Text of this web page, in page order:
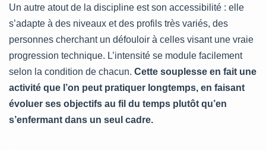
Un autre atout de la discipline est son accessibilité : elle
s’adapte à des niveaux et des profils très variés, des
personnes cherchant un défouloir à celles visant une vraie
progression technique. L’intensité se module facilement
selon la condition de chacun. Cette souplesse en fait une
activité que l’on peut pratiquer longtemps, en faisant
évoluer ses objectifs au fil du temps plutôt qu’en
s’enfermant dans un seul cadre.